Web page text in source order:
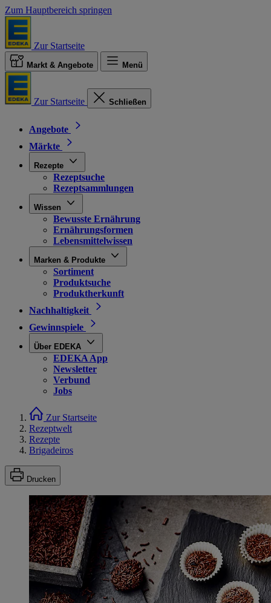
Zum Hauptbereich springen
Zur Startseite
Markt & Angebote Menü
Zur Startseite Schließen
Angebote
Märkte
Rezepte
Rezeptsuche
Rezeptsammlungen
Wissen
Bewusste Ernährung
Ernährungsformen
Lebensmittelwissen
Marken & Produkte
Sortiment
Produktsuche
Produktherkunft
Nachhaltigkeit
Gewinnspiele
Über EDEKA
EDEKA App
Newsletter
Verbund
Jobs
Zur Startseite
Rezeptwelt
Rezepte
Brigadeiros
Drucken